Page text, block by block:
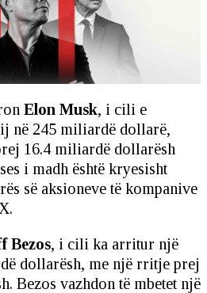
Elon Musk, i cili e
në 245 miliardë dollarë,
16.4 miliardë dollarësh
i madh është kryesisht
së aksioneve të kompanive
Bezos, i cili ka arritur një
dollarësh, me një rritje prej
Bezos vazhdon të mbetet një